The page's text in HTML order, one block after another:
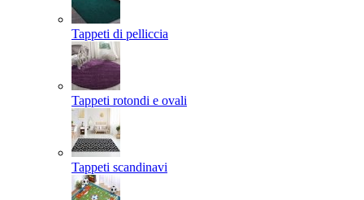
Tappeti di pelliccia
Tappeti rotondi e ovali
Tappeti scandinavi